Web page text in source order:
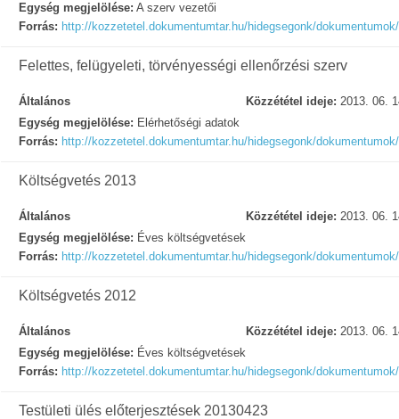
Egység megjelölése: A szerv vezetői
Forrás: http://kozzetetel.dokumentumtar.hu/hidegsegonk/
Felettes, felügyeleti, törvényességi ellenőrzési szerv
Általános Közzététel ideje: 2013. 06.
Egység megjelölése: Elérhetőségi adatok
Forrás: http://kozzetetel.dokumentumtar.hu/hidegsegonk/
Költségvetés 2013
Általános Közzététel ideje: 2013. 06.
Egység megjelölése: Éves költségvetések
Forrás: http://kozzetetel.dokumentumtar.hu/hidegsegonk/
Költségvetés 2012
Általános Közzététel ideje: 2013. 06.
Egység megjelölése: Éves költségvetések
Forrás: http://kozzetetel.dokumentumtar.hu/hidegsegonk/
Testületi ülés előterjesztések 20130423